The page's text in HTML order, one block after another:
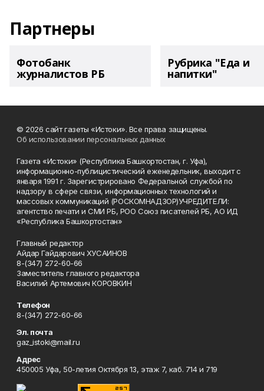
Партнеры
Фотобанк
журналистов РБ
Рубрика "Еда и
напитки"
© 2026 сайт газеты «Истоки». Все права защищены.
Об использовании персональных данных
Газета «Истоки» (Республика Башкортостан, г. Уфа),
информационно-публицистический еженедельник, выходит с
января 1991 г. Зарегистрировано Федеральной службой по
надзору в сфере связи, информационных технологий и
массовых коммуникаций (РОСКОМНАДЗОР)УЧРЕДИТЕЛИ:
агентство печати и СМИ РБ, РОО Союз писателей РБ, АО ИД
«Республика Башкортостан»
Главный редактор
Айдар Гайдарович ХУСАИНОВ
8-(347) 272-60-66
Заместитель главного редактора
Василий Артемович КОРОВКИН
Телефон
8-(347) 272-60-66
Эл. почта
gaz_istoki@mail.ru
Адрес
450005 Уфа, 50-летия Октября 13, этаж 7, каб. 714 и 719